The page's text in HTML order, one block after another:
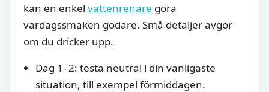
kan en enkel vattenrenare göra
vardagssmaken godare. Små detaljer avgör
om du dricker upp.
Dag 1–2: testa neutral i din vanligaste
situation, till exempel förmiddagen.